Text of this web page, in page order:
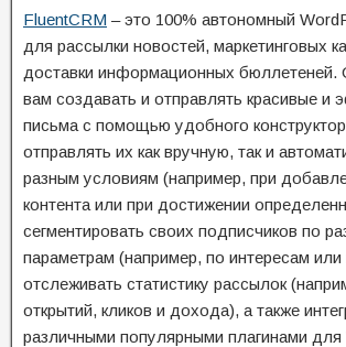
FluentCRM – это 100% автономный
для рассылки новостей, маркетинговых
доставки информационных бюллетеней.
вам создавать и отправлять красивые и
письма с помощью удобного
отправлять их как вручную, так и
разным условиям (например, при
контента или при достижении
сегментировать своих подписчиков по
параметрам (например, по интересам или
отслеживать статистику рассылок
открытий, кликов и дохода), а также
различными популярными плагинами